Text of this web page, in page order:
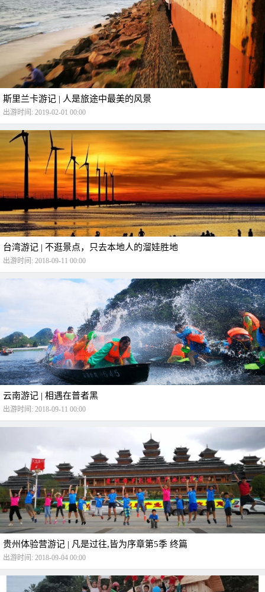
斯里兰卡游记 | 人是旅途中最美的风景
出游时间: 2019-02-01 00:00
台湾游记 | 不逛景点，只去本地人的溜娃胜地
出游时间: 2018-09-11 00:00
云南游记 | 相遇在普者黑
出游时间: 2018-09-11 00:00
贵州体验营游记 | 凡是过往,皆为序章第5季 终篇
出游时间: 2018-09-04 00:00